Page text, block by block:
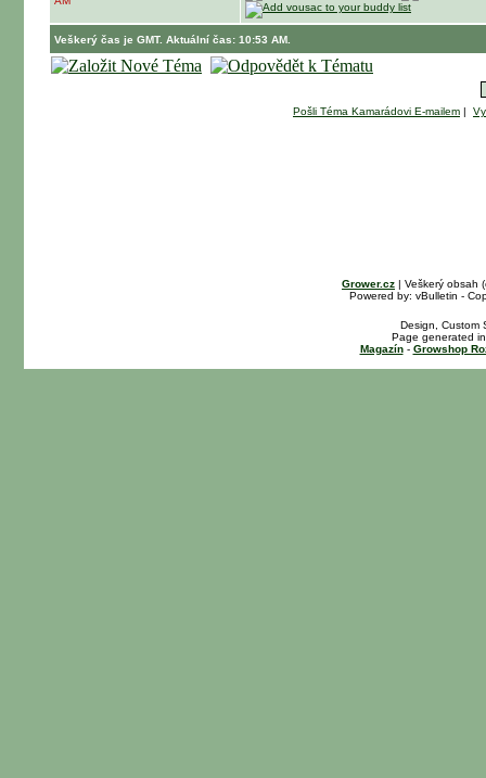
Veškerý čas je GMT. Aktuální čas: 10:53 AM.
Pošli Téma Kamarádovi E-mailem |
Grower.cz | Veškerý obsah
Powered by: vBulletin -
Design, Custom
Page generated
Magazín- Growshop